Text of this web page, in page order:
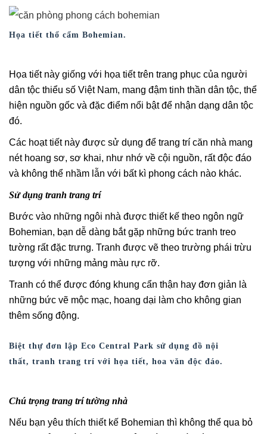
Họa tiết thổ cẩm Bohemian.
Họa tiết này giống với họa tiết trên trang phục của người
dân tộc thiểu số Việt Nam, mang đậm tinh thần dân tộc, thể
hiện nguồn gốc và đặc điểm nổi bật để nhận dạng dân tộc
đó.
Các hoạt tiết này được sử dụng để trang trí căn nhà mang
nét hoang sơ, sơ khai, như nhớ về cội nguồn, rất độc đáo
và không thể nhầm lẫn với bất kì phong cách nào khác.
Sử dụng tranh trang trí
Bước vào những ngôi nhà được thiết kế theo ngôn ngữ
Bohemian, bạn dễ dàng bắt gặp những bức tranh treo
tường rất đặc trưng. Tranh được vẽ theo trường phái trừu
tượng với những mảng màu rực rỡ.
Tranh có thể được đóng khung cẩn thận hay đơn giản là
những bức vẽ mộc mạc, hoang dại làm cho không gian
thêm sống động.
Biệt thự đơn lập Eco Central Park sử dụng đồ nội
thất, tranh trang trí với họa tiết, hoa văn độc đáo.
Chú trọng trang trí tường nhà
Nếu bạn yêu thích thiết kế Bohemian thì không thể qua bỏ